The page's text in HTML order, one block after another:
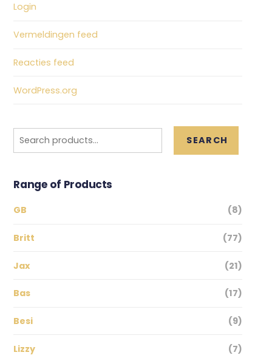
Login
Vermeldingen feed
Reacties feed
WordPress.org
SEARCH
Range of Products
GB (8)
Britt (77)
Jax (21)
Bas (17)
Besi (9)
Lizzy (7)